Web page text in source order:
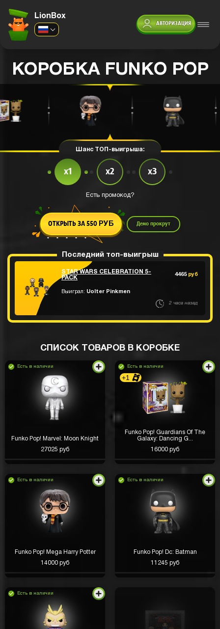
LionBox
АВТОРИЗАЦИЯ
КОРОБКА FUNKO POP
Шанс ТОП-выигрыша:
x1 x2 x3
Есть промокод?
ОТКРЫТЬ ЗА 550 РУБ Демо прокрут
Последний топ-выигрыш
STAR WARS CELEBRATION 5-
PACK
4465 руб
Выиграл: Uolter Pinkmen
2 часа назад
СПИСОК ТОВАРОВ В КОРОБКЕ
Есть в наличии
Funko Pop! Marvel: Moon Knight
27025 руб
Есть в наличии
+1
Funko Pop! Guardians Of The
Galaxy: Dancing G...
16000 руб
Есть в наличии
Funko Pop! Mega Harry Potter
14000 руб
Есть в наличии
Funko Pop! Dc: Batman
11245 руб
Есть в наличии